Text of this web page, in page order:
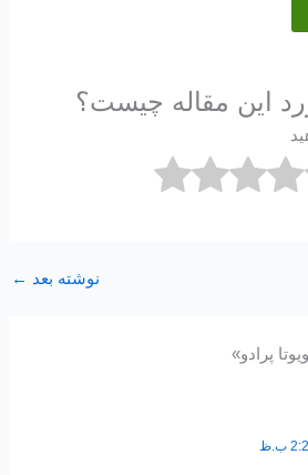
این مقاله چیست؟
نوشته بعد ←